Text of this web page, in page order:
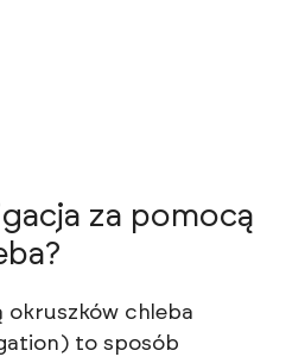
za pomocą
okruszków chleba
to sposób